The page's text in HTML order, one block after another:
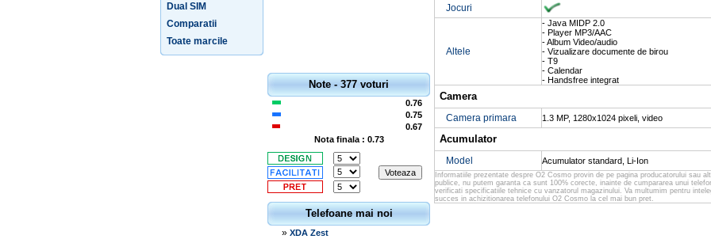
Dual SIM
Comparatii
Toate marcile
Note - 377 voturi
0.76
0.75
0.67
Nota finala : 0.73
Telefoane mai noi
» XDA Zest
Jocuri
Altele
- Java MIDP 2.0
- Player MP3/AAC
- Album Video/audio
- Vizualizare documente de birou
- T9
- Calendar
- Handsfree integrat
Camera
Camera primara 1.3 MP, 1280x1024 pixeli, video
Acumulator
Model Acumulator standard, Li-Ion
Informatiile prezentate despre O2 Cosmo provin de pe pagina producatorului sau
publice, nu putem garanta ca sunt 100% corecte, inainte de cumpararea unui
verificati specificatiile tehnice cu vanzatorul magazinului. Va multumim pentru
succes in achizitionarea telefonului O2 Cosmo la cel mai bun pret.